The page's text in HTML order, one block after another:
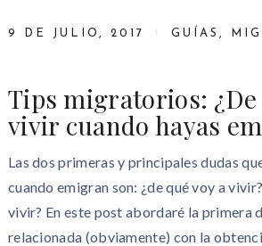
9 DE JULIO, 2017 GUÍAS ,
Tips migratorios: ¿De
vivir cuando hayas
Las dos primeras y principales dudas
cuando emigran son: ¿de qué voy a
vivir? En este post abordaré la primera
relacionada (obviamente) con la